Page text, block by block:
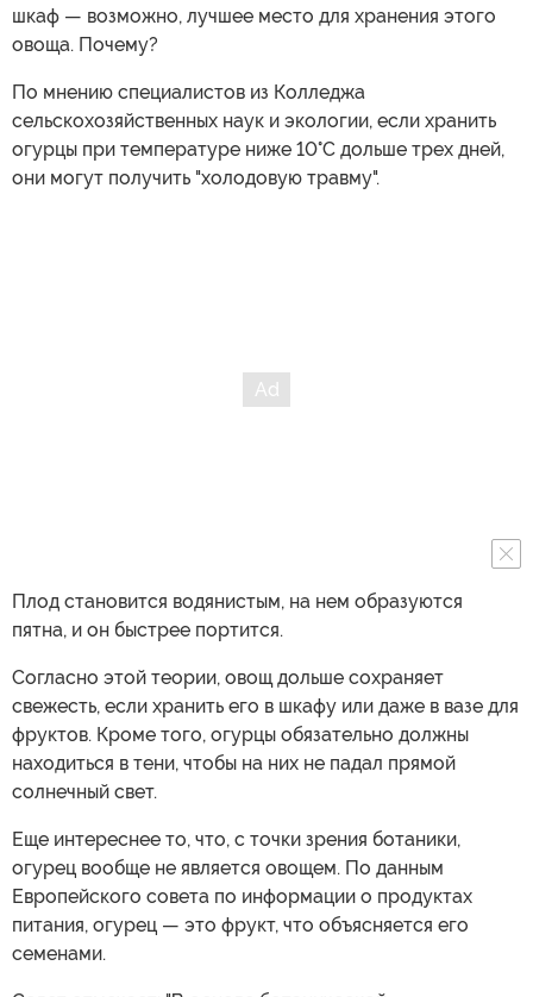
шкаф — возможно, лучшее место для хранения этого
овоща. Почему?
По мнению специалистов из Колледжа
сельскохозяйственных наук и экологии, если хранить
огурцы при температуре ниже 10°C дольше трех дней,
они могут получить "холодовую травму".
Плод становится водянистым, на нем образуются
пятна, и он быстрее портится.
Согласно этой теории, овощ дольше сохраняет
свежесть, если хранить его в шкафу или даже в вазе для
фруктов. Кроме того, огурцы обязательно должны
находиться в тени, чтобы на них не падал прямой
солнечный свет.
Еще интереснее то, что, с точки зрения ботаники,
огурец вообще не является овощем. По данным
Европейского совета по информации о продуктах
питания, огурец — это фрукт, что объясняется его
семенами.